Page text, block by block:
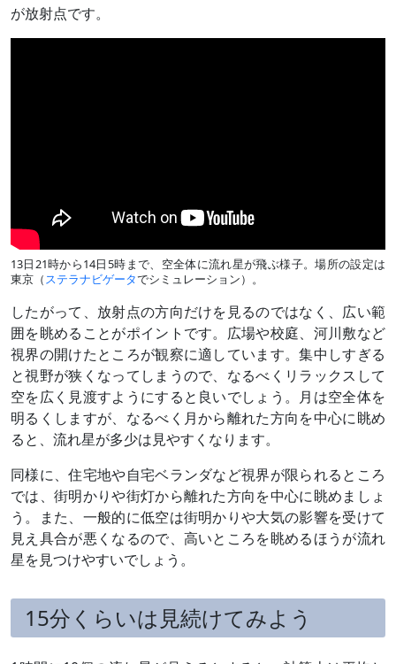
が放射点です。
13日21時から14日5時まで、空全体に流れ星が飛ぶ様子。場所の設定は
東京（ ステラナビゲータでシミュレーション）。
したがって、放射点の方向だけを見るのではなく、広い範
囲を眺めることがポイントです。広場や校庭、河川敷など
視界の開けたところが観察に適しています。集中しすぎる
と視野が狭くなってしまうので、なるべくリラックスして
空を広く見渡すようにすると良いでしょう。月は空全体を
明るくしますが、なるべく月から離れた方向を中心に眺め
ると、流れ星が多少は見やすくなります。
同様に、住宅地や自宅ベランダなど視界が限られるところ
では、街明かりや街灯から離れた方向を中心に眺めましょ
う。また、一般的に低空は街明かりや大気の影響を受けて
見え具合が悪くなるので、高いところを眺めるほうが流れ
星を見つけやすいでしょう。
15分くらいは見続けてみよう